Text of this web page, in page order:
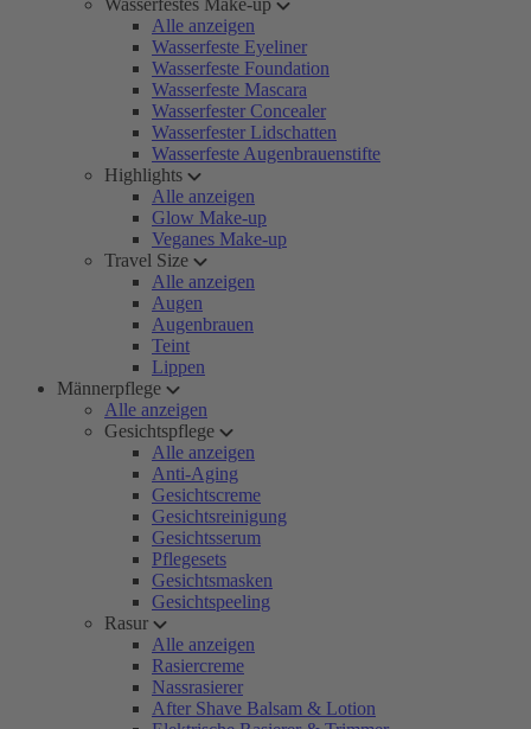
Wasserfestes Make-up
Alle anzeigen
Wasserfeste Eyeliner
Wasserfeste Foundation
Wasserfeste Mascara
Wasserfester Concealer
Wasserfester Lidschatten
Wasserfeste Augenbrauenstifte
Highlights
Alle anzeigen
Glow Make-up
Veganes Make-up
Travel Size
Alle anzeigen
Augen
Augenbrauen
Teint
Lippen
Männerpflege
Alle anzeigen
Gesichtspflege
Alle anzeigen
Anti-Aging
Gesichtscreme
Gesichtsreinigung
Gesichtsserum
Pflegesets
Gesichtsmasken
Gesichtspeeling
Rasur
Alle anzeigen
Rasiercreme
Nassrasierer
After Shave Balsam & Lotion